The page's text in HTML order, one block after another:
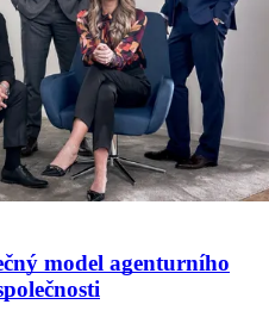
model agenturního